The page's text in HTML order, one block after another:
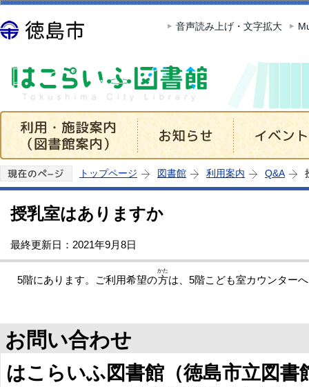
この
音声読み上げ・文字拡大
トップページ 図書館 利用案内 Q&A
授乳室はありますか
最終更新日：2021年9月8日
5階にあります。ご利用希望の方
かた
は、5階こども室カウンター
お問い合わせ
はこらいふ図書館（徳島市立図書